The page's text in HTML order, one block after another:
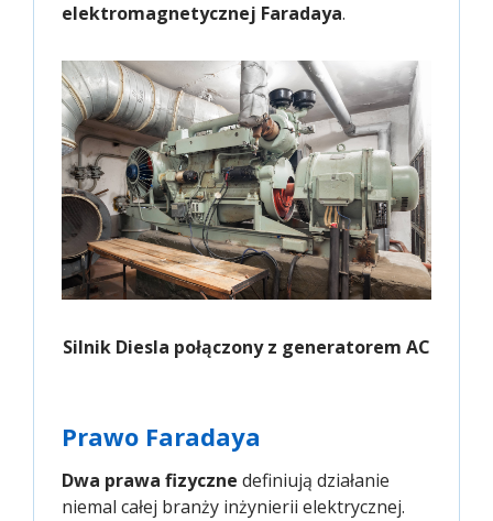
elektromagnetycznej Faradaya.
Silnik Diesla połączony z generatorem AC
Prawo Faradaya
Dwa prawa fizyczne definiują działanie
niemal całej branży inżynierii elektrycznej.